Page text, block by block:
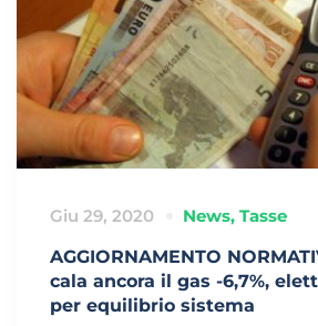
Giu 29, 2020 News, Tasse
AGGIORNAMENTO
cala ancora il gas -6,7%,
per equilibrio sistema